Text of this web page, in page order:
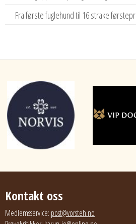
Fra første fuglehund til 16 strake
Kontakt oss
Medlemsservice: post@vorsteh.no